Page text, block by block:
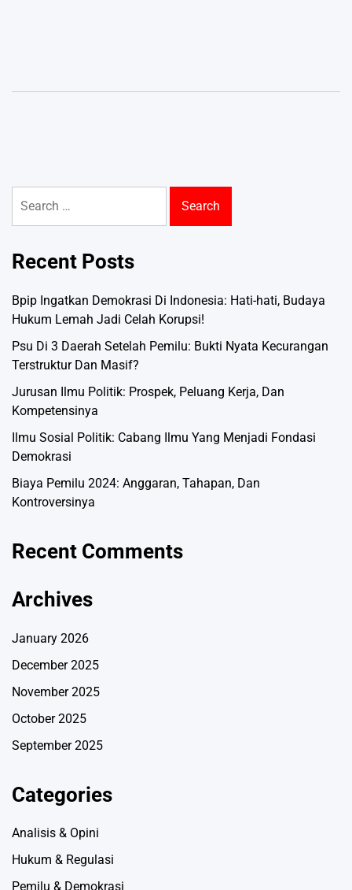
for:
Recent Posts
Bpip Ingatkan Demokrasi Di Indonesia: Hati-hati, Budaya
Hukum Lemah Jadi Celah Korupsi!
Psu Di 3 Daerah Setelah Pemilu: Bukti Nyata Kecurangan
Terstruktur Dan Masif?
Jurusan Ilmu Politik: Prospek, Peluang Kerja, Dan
Kompetensinya
Ilmu Sosial Politik: Cabang Ilmu Yang Menjadi Fondasi
Demokrasi
Biaya Pemilu 2024: Anggaran, Tahapan, Dan
Kontroversinya
Recent Comments
Archives
January 2026
December 2025
November 2025
October 2025
September 2025
Categories
Analisis & Opini
Hukum & Regulasi
Pemilu & Demokrasi